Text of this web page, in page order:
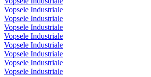
Vopsele Industriale
Vopsele Industriale
Vopsele Industriale
Vopsele Industriale
Vopsele Industriale
Vopsele Industriale
Vopsele Industriale
Vopsele Industriale